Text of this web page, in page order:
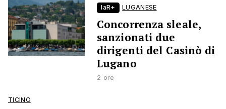
laR+ LUGANESE
Concorrenza sleale,
sanzionati due
dirigenti del Casinò di
Lugano
2 ore
TICINO